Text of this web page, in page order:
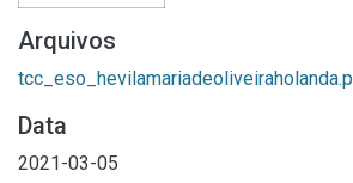
Arquivos
Data
2021-03-05